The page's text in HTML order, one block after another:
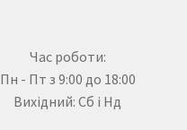
Час роботи:
Пн - Пт з 9:00 до 18:00
Вихідний: Сб і Нд